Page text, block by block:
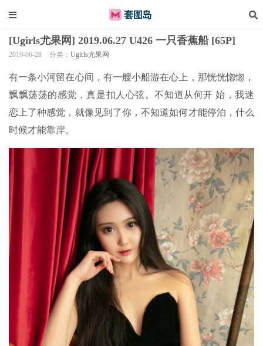
[Ugirls尤果网] 2019.06.27 U426 一只香蕉船 [65P]
2019-06-28 分类： Ugirls尤果网
有一条小河留在心间，有一艘小船游在心上，那恍恍惚惚，
飘飘荡荡的感觉，真是扣人心弦。不知道从何开 始，我迷
恋上了种感觉，就像见到了你，不知道如何才能停泊，什么
时候才能靠岸。